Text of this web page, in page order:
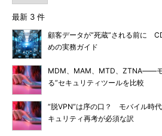
最新 3 件
顧客データが”死蔵”される前に
めの実務ガイド
MDM、MAM、MTD、ZTNA――モ
る”セキュリティツールを比較
“脱VPN”は序の口？ モバイル時
キュリティ再考が必須な訳